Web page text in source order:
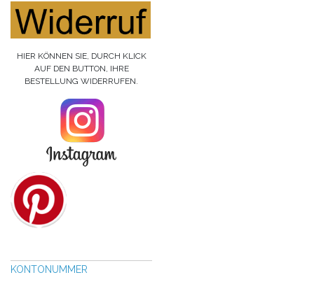
HIER KÖNNEN SIE, DURCH KLICK
AUF DEN BUTTON, IHRE
BESTELLUNG WIDERRUFEN.
KONTONUMMER